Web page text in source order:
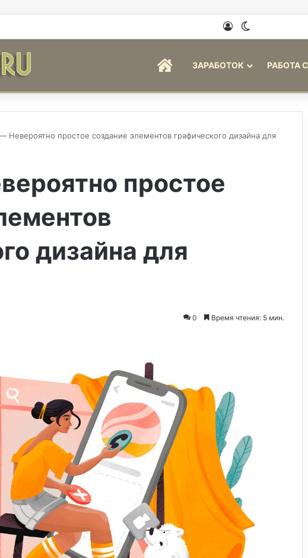
Войти
ГЛАВНАЯЗАРАБОТОК РАБОТА
Невероятно простое создание элементов графического дизайна для
простое
дизайна для
0 Время чтения: 5 мин.